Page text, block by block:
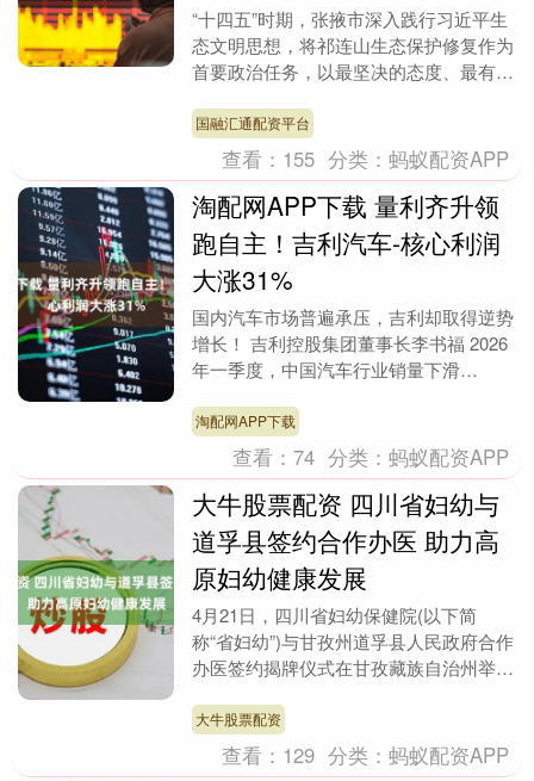
“十四五”时期，张掖市深入践行习近平生
态文明思想，将祁连山生态保护修复作为
首要政治任务，以最坚决的态度、最有力
护，实现了生态....
国融汇通配资平台
查看： 155 分类：蚂蚁配资APP
淘配网APP下载 量利齐升领
跑自主！吉利汽车-核心利润
大涨31%
国内汽车市场普遍承压，吉利却取得逆势
增长！ 吉利控股集团董事长李书福 2026
年一季度，中国汽车行业销量下滑
利润双增长，核....
淘配网APP下载
查看：74 分类：蚂蚁配资APP
大牛股票配资 四川省妇幼与
道孚县签约合作办医 助力高
原妇幼健康发展
4月21日，四川省妇幼保健院(以下简
称“省妇幼”)与甘孜州道孚县人民政府合作
办医签约揭牌仪式在甘孜藏族自治州举
仪式现场，四....
大牛股票配资
查看： 129 分类：蚂蚁配资APP